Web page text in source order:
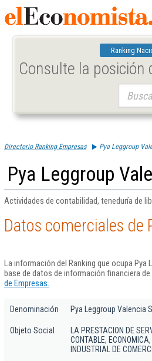
Ranking
Consulte la posición
Directorio Ranking Empresas Pya Leggroup
Pya Leggroup
Actividades de contabilidad, teneduría de
Datos comerciales de
La información del Ranking que ocupa
base de datos de información financiera de
de Empresas.
Denominación Pya Leggroup Valencia
Objeto Social
LA PRESTACION DE
CONTABLE,
INDUSTRIAL DE